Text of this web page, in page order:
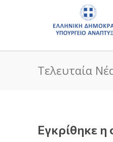
Τελευταία
Εγκρίθηκε η